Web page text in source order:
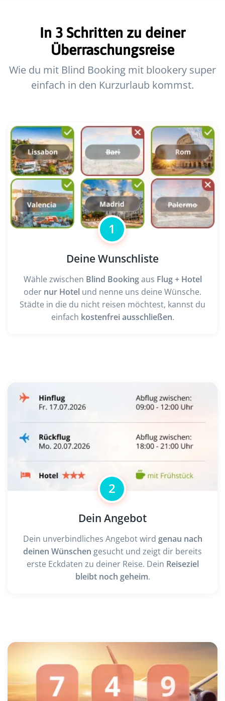
In 3 Schritten zu deiner
Überraschungsreise
Wie du mit Blind Booking mit blookery super
einfach in den Kurzurlaub kommst.
Deine Wunschliste
1
Wähle zwischen Blind Bookingaus Flug + Hotel
oder nur Hotel und nenne uns deine Wünsche.
Städte in die du nicht reisen möchtest, kannst du
einfach kostenfrei ausschließen.
Dein Angebot
2
Dein unverbindliches Angebot wird genau nach
deinen Wünschen gesucht und zeigt dir bereits
erste Eckdaten zu deiner Reise. Dein Reiseziel
bleibt noch geheim.